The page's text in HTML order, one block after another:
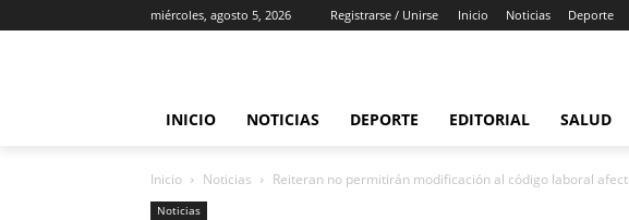
miércoles, agosto 5, 2026 Registrarse / Unirse Inicio Noticias Deporte
INICIO NOTICIAS DEPORTE EDITORIAL SALUD
Inicio Noticias Reiteran no permitirán modificación al código laboral
Noticias